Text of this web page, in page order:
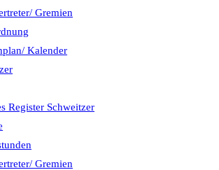
Gremien
Kalender
Register Schweitzer
Gremien